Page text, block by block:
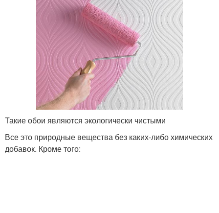
Такие обои являются экологически чистыми
Все это природные вещества без каких-либо химических
добавок. Кроме того: